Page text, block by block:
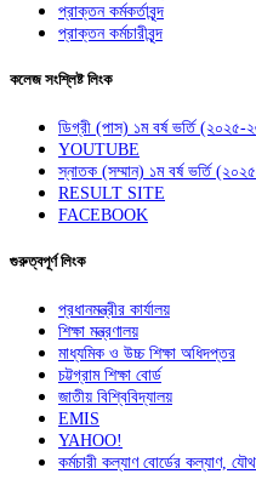
প্রাক্তন কর্মকর্তাবৃন্দ
প্রাক্তন কর্মচারীবৃন্দ
কলেজ সংশ্লিষ্ট লিংক
ডিগ্রী (পাস) ১ম বর্ষ ভর্তি (২০২৫-
YOUTUBE
স্নাতক (সম্মান) ১ম বর্ষ ভর্তি
RESULT SITE
FACEBOOK
গুরুত্বপূর্ণ লিংক
প্রধানমন্ত্রীর কার্যালয়
শিক্ষা মন্ত্রণালয়
মাধ্যমিক ও উচ্চ শিক্ষা অধিদপ্তর
চট্টগ্রাম শিক্ষা বোর্ড
জাতীয় বিশ্বিবিদ্যালয়
EMIS
YAHOO!
কর্মচারী কল্যাণ বোর্ডের কল্যাণ,